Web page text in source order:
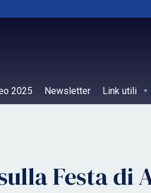
2025 Newsletter Link utili
Festa di